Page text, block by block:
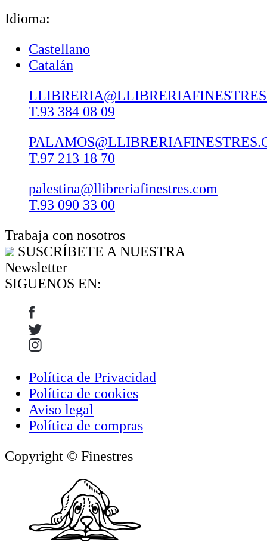
Idioma:
Castellano
Catalán
T.93 384 08 09
T.97 213 18 70
palestina@llibreriafinestres.com
T.93 090 33 00
Trabaja con nosotros
SUSCRÍBETE A NUESTRA
Newsletter
SIGUENOS EN:
Política de Privacidad
Política de cookies
Aviso legal
Política de compras
Copyright © Finestres